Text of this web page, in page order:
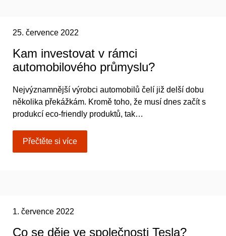
25. července 2022
Kam investovat v rámci
automobilového průmyslu?
Nejvýznamnější výrobci automobilů čelí již delší dobu
několika překážkám. Kromě toho, že musí dnes začít s
produkcí eco-friendly produktů, tak…
Přečtěte si více
1. července 2022
Co se děje ve společnosti Tesla?